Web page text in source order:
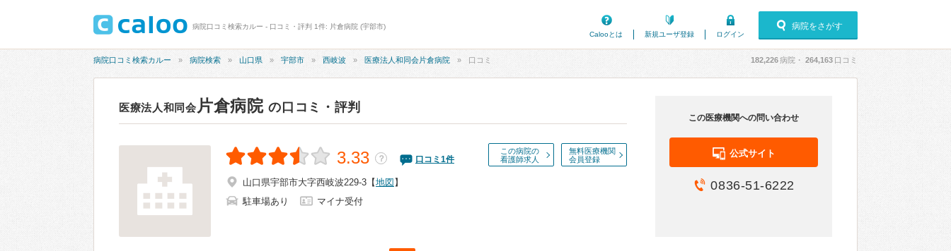
病院口コミ検索カルー - 口コミ・評判 1件: 片倉病院 (宇部市)
Calooとは
新規ユーザ登録 ログイン
病院をさがす
病院口コミ検索カルー 病院検索 山口県 宇部市 西岐波 医療法人和同会片倉病院 口コミ 182,226病院・ 264,163 口コミ
医療法人和同会 片倉病院 の口コミ・評判
この病院の
看護師求人
無料医療機関
会員登録
3.33 ？ 口コミ 1件
山口県宇部市大字西岐波229-3 【地図 】
駐車場あり
マイナ受付
この医療機関への問い合わせ
公式サイト
0836-51-6222